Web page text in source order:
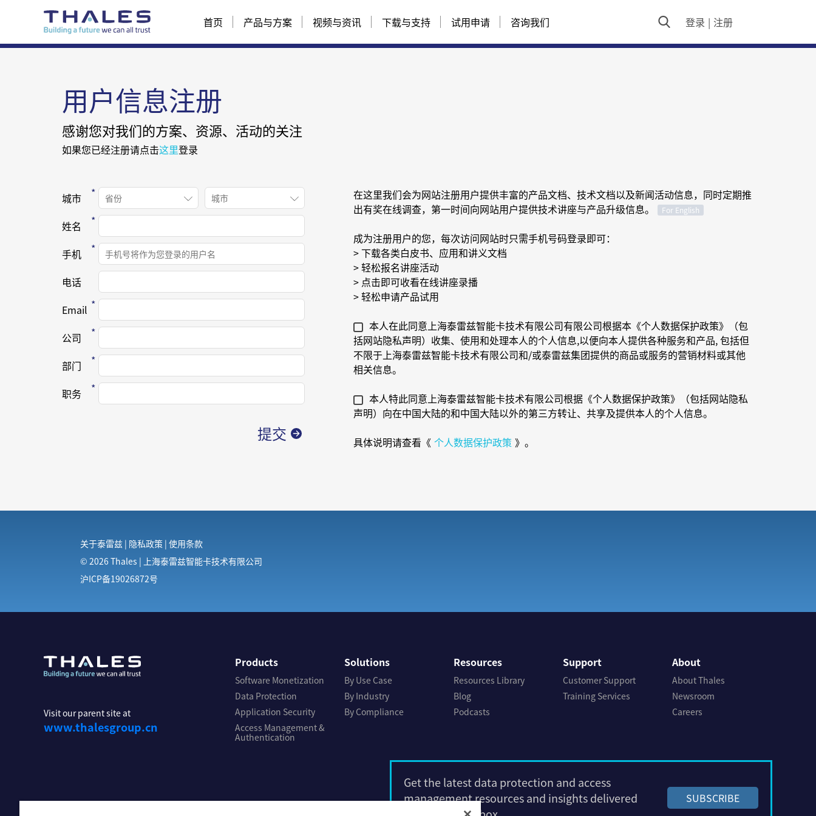
首页 产品与方案 视频与资讯 下载与支持 试用申请 咨询我们 登录 | 注册
用户信息注册
感谢您对我们的方案、资源、活动的关注
如果您已经注册请点击这里登录
城市
姓名
手机
电话
Email
公司
部门
职务
在这里我们会为网站注册用户提供丰富的产品文档、技术文档以及新闻活动信息，同时定期推
出有奖在线调查，第一时间向网站用户提供技术讲座与产品升级信息。
For English
成为注册用户的您，每次访问网站时只需手机号码登录即可：
> 下载各类白皮书、应用和讲义文档
> 轻松报名讲座活动
> 点击即可收看在线讲座录播
> 轻松申请产品试用
本人在此同意上海泰雷兹智能卡技术有限公司有限公司根据本《个人数据保护政策》（包
括网站隐私声明）收集、使用和处理本人的个人信息,以便向本人提供各种服务和产品, 包括但
不限于上海泰雷兹智能卡技术有限公司和/或泰雷兹集团提供的商品或服务的营销材料或其他
相关信息。
本人特此同意上海泰雷兹智能卡技术有限公司根据《个人数据保护政策》（包括网站隐私
声明）向在中国大陆的和中国大陆以外的第三方转让、共享及提供本人的个人信息。
具体说明请查看《 个人数据保护政策 》。
关于泰雷兹 | 隐私政策 | 使用条款
© 2026 Thales | 上海泰雷兹智能卡技术有限公司
沪ICP备19026872号
Visit our parent site at
www.thalesgroup.cn
Products
Software Monetization
Data Protection
Application Security
Access Management &
Authentication
Solutions
By Use Case
By Industry
By Compliance
Resources
Resources Library
Blog
Podcasts
Support
Customer Support
Training Services
About
About Thales
Newsroom
Careers
SUBSCRIBE
Get the latest data protection and access
management resources and insights delivered